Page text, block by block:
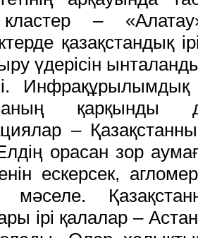
–
қазақстандық
үдерісін
Инфрақұрылымдық
–
орасан зор
ескерсек,
мәселе.
ірі қалалар –